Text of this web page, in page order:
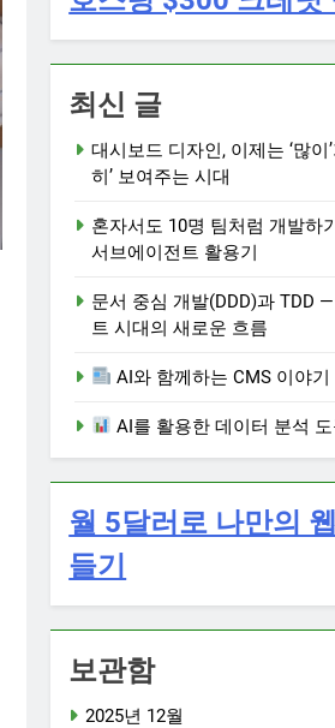
최신 글
대시보드 디자인, 이제는 ‘많이
히’ 보여주는 시대
혼자서도 10명 팀처럼 개발하
서브에이전트 활용기
문서 중심 개발(DDD)과 TDD
트 시대의 새로운 흐름
AI와 함께하는 CMS 이야기
AI를 활용한 데이터 분석
월 5달러로 나만의
들기
보관함
2025년 12월